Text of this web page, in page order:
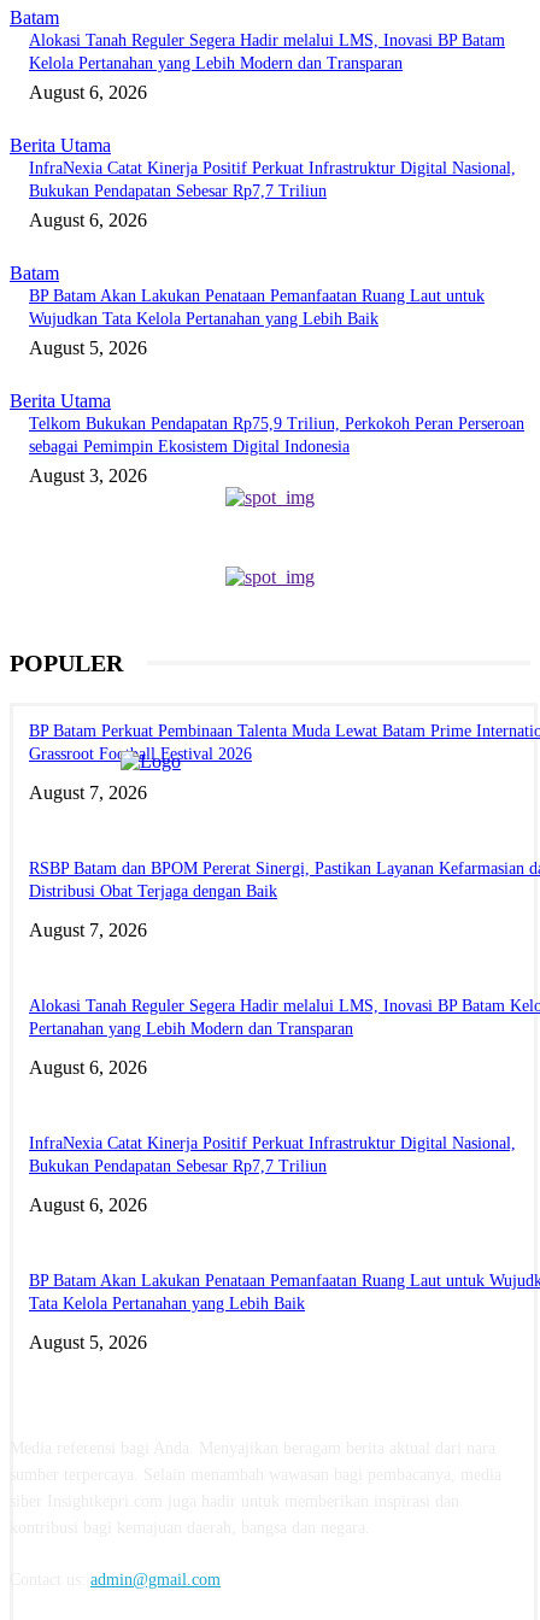
Batam
Alokasi Tanah Reguler Segera Hadir melalui LMS, Inovasi BP Batam
Kelola Pertanahan yang Lebih Modern dan Transparan
August 6, 2026
Berita Utama
InfraNexia Catat Kinerja Positif Perkuat Infrastruktur Digital Nasional,
Bukukan Pendapatan Sebesar Rp7,7 Triliun
August 6, 2026
Batam
BP Batam Akan Lakukan Penataan Pemanfaatan Ruang Laut untuk
Wujudkan Tata Kelola Pertanahan yang Lebih Baik
August 5, 2026
Berita Utama
Telkom Bukukan Pendapatan Rp75,9 Triliun, Perkokoh Peran Perseroan
sebagai Pemimpin Ekosistem Digital Indonesia
August 3, 2026
POPULER
BP Batam Perkuat Pembinaan Talenta Muda Lewat Batam Prime
Grassroot Football Festival 2026
August 7, 2026
RSBP Batam dan BPOM Pererat Sinergi, Pastikan Layanan Kefarmasian
Distribusi Obat Terjaga dengan Baik
August 7, 2026
Alokasi Tanah Reguler Segera Hadir melalui LMS, Inovasi BP Batam
Pertanahan yang Lebih Modern dan Transparan
August 6, 2026
InfraNexia Catat Kinerja Positif Perkuat Infrastruktur Digital Nasional,
Bukukan Pendapatan Sebesar Rp7,7 Triliun
August 6, 2026
BP Batam Akan Lakukan Penataan Pemanfaatan Ruang Laut untuk
Tata Kelola Pertanahan yang Lebih Baik
August 5, 2026
admin@gmail.com